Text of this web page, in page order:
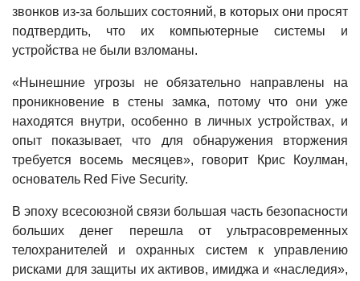
звонков из-за больших состояний, в которых они просят
подтвердить, что их компьютерные системы и
устройства не были взломаны.
«Нынешние угрозы не обязательно направлены на
проникновение в стены замка, потому что они уже
находятся внутри, особенно в личных устройствах, и
опыт показывает, что для обнаружения вторжения
требуется восемь месяцев», говорит Крис Коулман,
основатель Red Five Security.
В эпоху всесоюзной связи большая часть безопасности
больших денег перешла от ультрасовременных
телохранителей и охранных систем к управлению
рисками для защиты их активов, имиджа и «наследия»,